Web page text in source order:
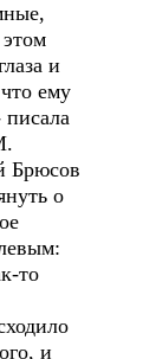
и
ему
писала
Брюсов
о
то
и